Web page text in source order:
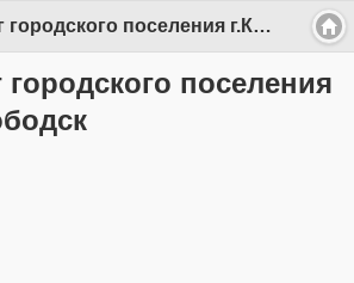
Герб и флаг городского поселения г.Краснослободск - k.slobodsk
поселения